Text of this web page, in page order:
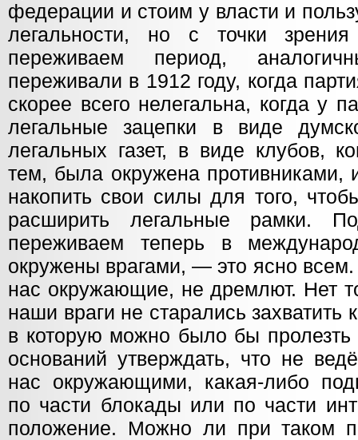
федерации и стоим у власти и
легальности, но с точки
переживаем период,
переживали в 1912 году, когда
скорее всего нелегальна, когда у
легальные зацепки в виде
легальных газет, в виде клубов,
тем, была окружена противниками,
накопить свои силы для того,
расширить легальные рамки.
переживаем теперь в
окружены врагами, — это ясно
нас окружающие, не дремлют. Нет
наши враги не старались захватить
в которую можно было бы
оснований утверждать, что не
нас окружающими, какая-либо
по части блокады или по части
положение. Можно ли при таком